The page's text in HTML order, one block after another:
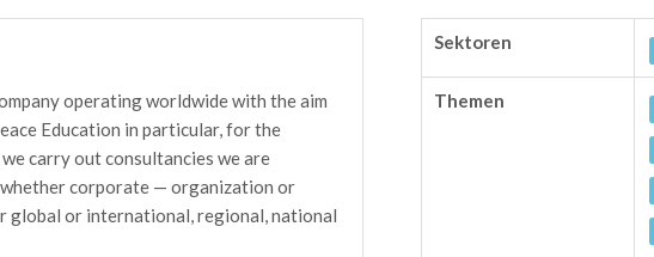
operating worldwide with the aim
Education in particular, for the
carry out consultancies we are
corporate — organization or
or international, regional, national
Sektoren
Themen